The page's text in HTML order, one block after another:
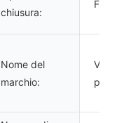
chiusura:
Nome del
marchio: